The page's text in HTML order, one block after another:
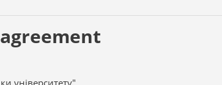
університету"